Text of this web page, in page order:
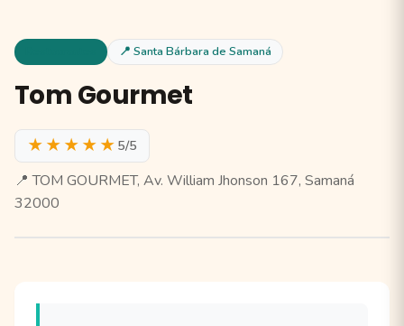
📍 Santa Bárbara de Samaná
Tom Gourmet
★★★★★ 5/5
📍 TOM GOURMET, Av. William Jhonson 167, Samaná
32000